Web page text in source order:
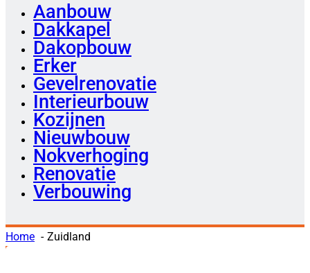
Aanbouw
Dakkapel
Dakopbouw
Erker
Gevelrenovatie
Interieurbouw
Kozijnen
Nieuwbouw
Nokverhoging
Renovatie
Verbouwing
Home Zuidland